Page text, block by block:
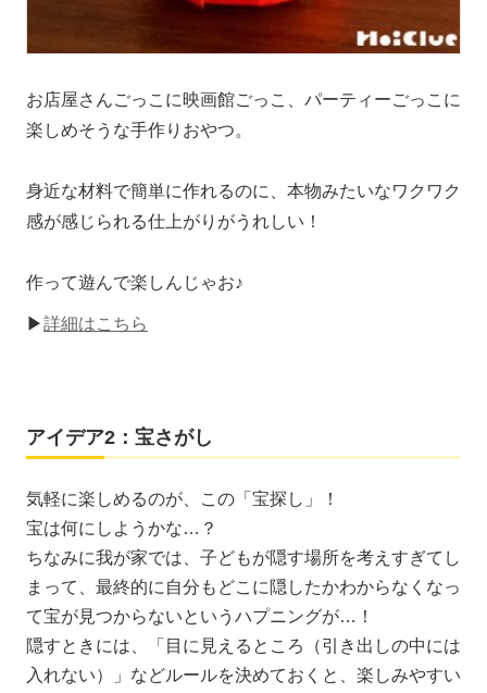
お店屋さんごっこに映画館ごっこ、パーティーごっこに
楽しめそうな手作りおやつ。
身近な材料で簡単に作れるのに、本物みたいなワクワク
感が感じられる仕上がりがうれしい！
作って遊んで楽しんじゃお♪
▶詳細はこちら
アイデア2：宝さがし
気軽に楽しめるのが、この「宝探し」！
宝は何にしようかな…？
ちなみに我が家では、子どもが隠す場所を考えすぎてし
まって、最終的に自分もどこに隠したかわからなくなっ
て宝が見つからないというハプニングが…！
隠すときには、「目に見えるところ（引き出しの中には
入れない）」などルールを決めておくと、楽しみやすい